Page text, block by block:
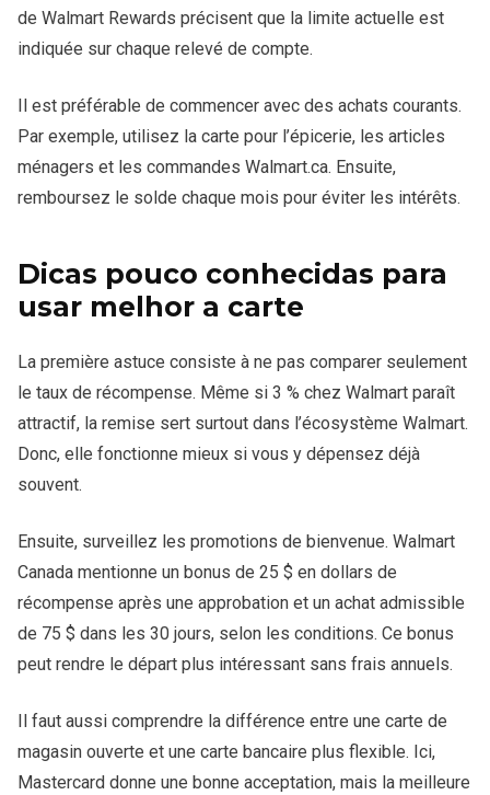
de Walmart Rewards précisent que la limite actuelle est
indiquée sur chaque relevé de compte.
Il est préférable de commencer avec des achats courants.
Par exemple, utilisez la carte pour l’épicerie, les articles
ménagers et les commandes Walmart.ca. Ensuite,
remboursez le solde chaque mois pour éviter les intérêts.
Dicas pouco conhecidas para
usar melhor a carte
La première astuce consiste à ne pas comparer seulement
le taux de récompense. Même si 3 % chez Walmart paraît
attractif, la remise sert surtout dans l’écosystème Walmart.
Donc, elle fonctionne mieux si vous y dépensez déjà
souvent.
Ensuite, surveillez les promotions de bienvenue. Walmart
Canada mentionne un bonus de 25 $ en dollars de
récompense après une approbation et un achat admissible
de 75 $ dans les 30 jours, selon les conditions. Ce bonus
peut rendre le départ plus intéressant sans frais annuels.
Il faut aussi comprendre la différence entre une carte de
magasin ouverte et une carte bancaire plus flexible. Ici,
Mastercard donne une bonne acceptation, mais la meilleure